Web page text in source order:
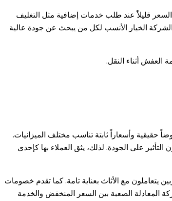
السعر قليلاً عند طلب خدمات إضافية مثل التغليف
لذلك، تعد الشركة الخيار الأنسب لكل من يبحث عن جودة عالية
حقيقية وأسعاراً ثابتة تناسب مختلف الميزانيات.
على الجودة. لذلك، يثق العملاء بها كإحدى
مع الأثاث بعناية تامة. كما تقدم خصومات
المعادلة الصعبة بين السعر المنخفض والخدمة